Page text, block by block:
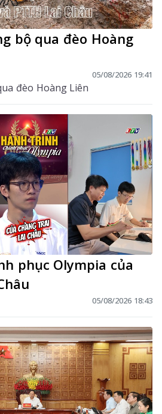
bộ qua đèo Hoàng
05/08/2026 19:41
đèo Hoàng Liên
phục Olympia của
05/08/2026 18:43